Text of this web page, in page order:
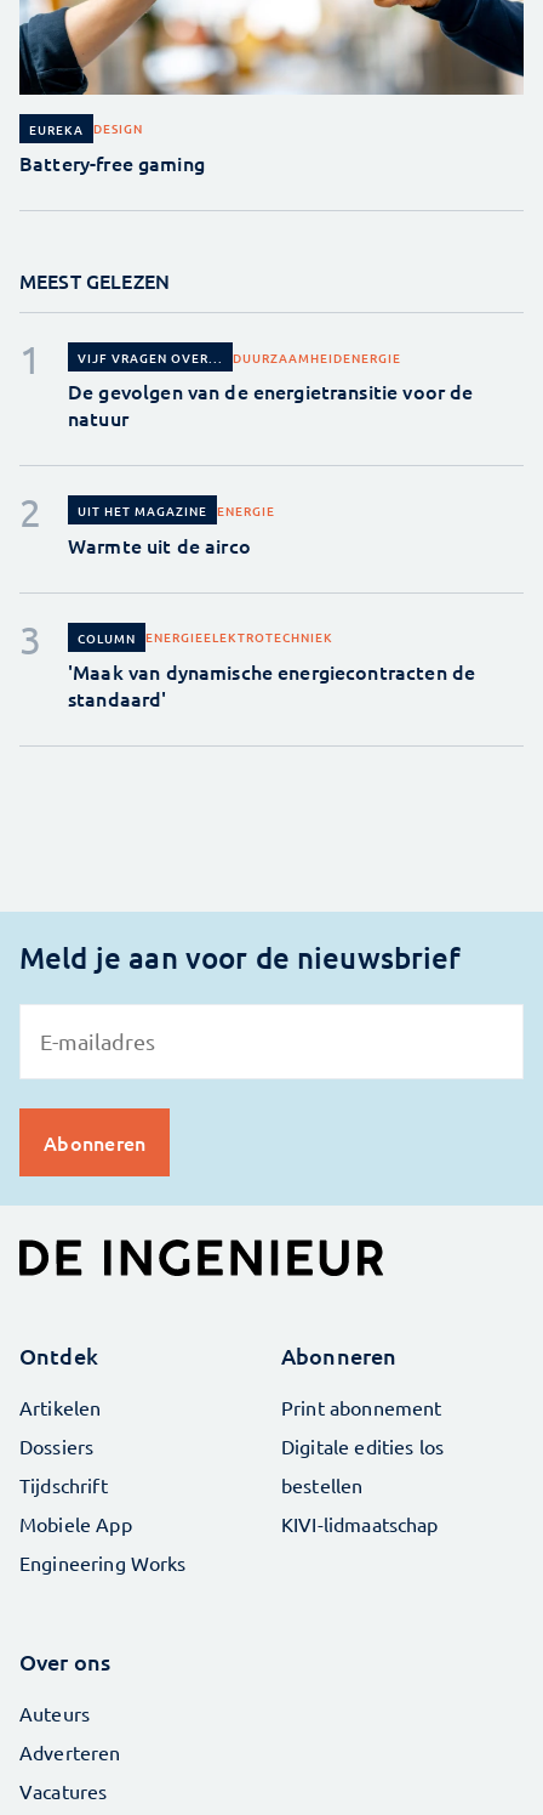
EUREKA DESIGN
Battery-free gaming
MEEST GELEZEN
VIJF VRAGEN OVER... DUURZAAMHEIDENERGIE
De gevolgen van de energietransitie voor de
natuur
UIT HET MAGAZINE ENERGIE
Warmte uit de airco
COLUMN ENERGIEELEKTROTECHNIEK
'Maak van dynamische energiecontracten de
standaard'
Meld je aan voor de nieuwsbrief
Ontdek
Artikelen
Dossiers
Tijdschrift
Mobiele App
Engineering Works
Abonneren
Print abonnement
Digitale edities los
bestellen
KIVI-lidmaatschap
Over ons
Auteurs
Adverteren
Vacatures